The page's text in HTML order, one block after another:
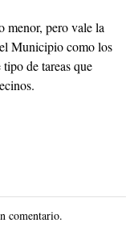
menor, pero vale la
Municipio como los
de tareas que
comentario.